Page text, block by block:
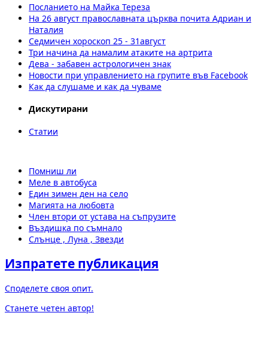
Посланието на Майка Тереза
На 26 август православната църква почита Адриан и
Наталия
Седмичен хороскоп 25 - 31август
Три начина да намалим атаките на артрита
Дева - забавен астрологичен знак
Новости при управлението на групите във Facebook
Как да слушаме и как да чуваме
Дискутирани
Статии
Помниш ли
Меле в автобуса
Един зимен ден на село
Магията на любовта
Член втори от устава на съпрузите
Въздишка по съмнало
Слънце , Луна , Звезди
Изпратете публикация
Споделете своя опит.
Станете четен автор!